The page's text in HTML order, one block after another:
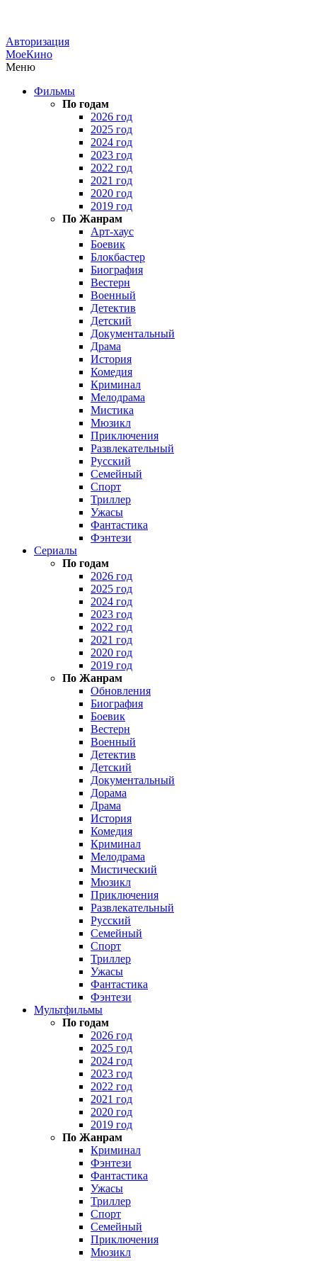
Авторизация
МоеКино
Меню
Фильмы
По годам
2026 год
2025 год
2024 год
2023 год
2022 год
2021 год
2020 год
2019 год
По Жанрам
Арт-хаус
Боевик
Блокбастер
Биография
Вестерн
Военный
Детектив
Детский
Документальный
Драма
История
Комедия
Криминал
Мелодрама
Мистика
Мюзикл
Приключения
Развлекательный
Русский
Семейный
Спорт
Триллер
Ужасы
Фантастика
Фэнтези
Сериалы
По годам
2026 год
2025 год
2024 год
2023 год
2022 год
2021 год
2020 год
2019 год
По Жанрам
Обновления
Биография
Боевик
Вестерн
Военный
Детектив
Детский
Документальный
Дорама
Драма
История
Комедия
Криминал
Мелодрама
Мистический
Мюзикл
Приключения
Развлекательный
Русский
Семейный
Спорт
Триллер
Ужасы
Фантастика
Фэнтези
Мультфильмы
По годам
2026 год
2025 год
2024 год
2023 год
2022 год
2021 год
2020 год
2019 год
По Жанрам
Криминал
Фэнтези
Фантастика
Ужасы
Триллер
Спорт
Семейный
Приключения
Мюзикл